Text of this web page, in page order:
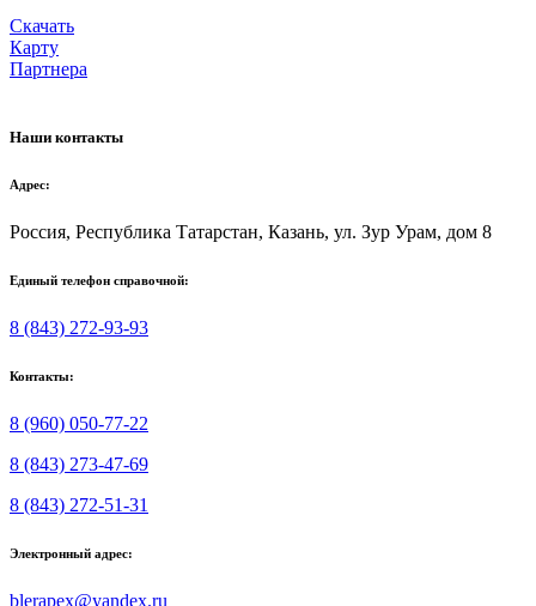
Скачать
Карту
Партнера
Наши контакты
Адрес:
Россия, Республика Татарстан, Казань, ул. Зур Урам, дом 8
Единый телефон справочной:
8 (843) 272-93-93
Контакты:
8 (960) 050-77-22
8 (843) 273-47-69
8 (843) 272-51-31
Электронный адрес:
blerapex@yandex.ru